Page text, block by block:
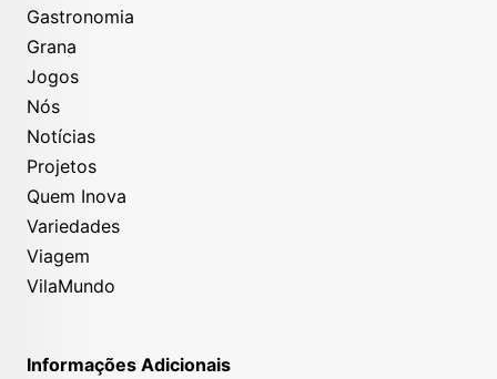
Gastronomia
Grana
Jogos
Nós
Notícias
Projetos
Quem Inova
Variedades
Viagem
VilaMundo
Informações Adicionais